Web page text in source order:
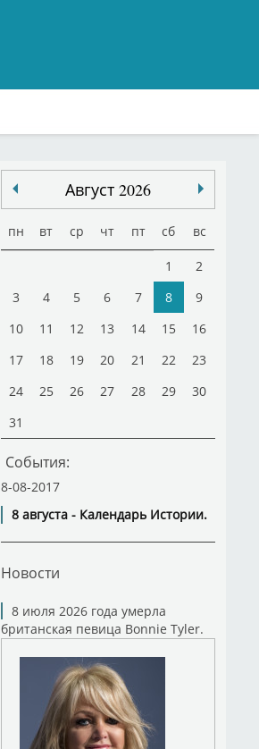
Август 2026
пн вт ср чт пт сб вс
1
2
3
4 5 6 7 8
9
10
11 12 13 14 15
16
17
18 19 20 21 22
23
24
25 26 27 28 29
30
31
События:
8-08-2017
8 августа - Календарь Истории.
Новости
8 июля 2026 года умерла
британская певица Bonnie Tyler.